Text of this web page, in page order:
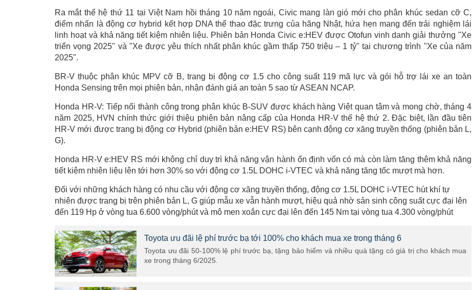
Ra mắt thế hệ thứ 11 tại Việt Nam hồi tháng 10 năm ngoái, Civic mang làn gió mới cho phân khúc sedan cỡ C,
điểm nhấn là động cơ hybrid kết hợp DNA thể thao đặc trưng của hãng Nhật, hứa hẹn mang đến trải nghiệm lái
linh hoạt và khả năng tiết kiệm nhiên liệu. Phiên bản Honda Civic e:HEV được Otofun vinh danh giải thưởng "Xe
triển vọng 2025" và "Xe được yêu thích nhất phân khúc gầm thấp 750 triệu – 1 tỷ" tại chương trình "Xe của năm
2025".
BR-V thuộc phân khúc MPV cỡ B, trang bị động cơ 1.5 cho công suất 119 mã lực và gói hỗ trợ lái xe an toàn
Honda Sensing trên mọi phiên bản, nhận đánh giá an toàn 5 sao từ ASEAN NCAP.
Honda HR-V: Tiếp nối thành công trong phân khúc B-SUV được khách hàng Việt quan tâm và mong chờ, tháng 4
năm 2025, HVN chính thức giới thiệu phiên bản nâng cấp của Honda HR-V thế hệ thứ 2. Đặc biệt, lần đầu tiên
HR-V mới được trang bị động cơ Hybrid (phiên bản e:HEV RS) bên cạnh động cơ xăng truyền thống (phiên bản L,
G).
Honda HR-V e:HEV RS mới không chỉ duy trì khả năng vận hành ổn định vốn có mà còn làm tăng thêm khả năng
tiết kiệm nhiên liệu lên tới hơn 30% so với động cơ 1.5L DOHC i-VTEC và khả năng tăng tốc mượt mà hơn.
Đối với những khách hàng có nhu cầu với động cơ xăng truyền thống, động cơ 1.5L DOHC i-VTEC hút khí tự
nhiên được trang bị trên phiên bản L, G giúp mẫu xe vẫn hành mượt, hiệu quả nhờ sản sinh công suất cực đại lên
đến 119 Hp ở vòng tua 6.600 vòng/phút và mô men xoắn cực đại lên đến 145 Nm tại vòng tua 4.300 vòng/phút
Toyota ưu đãi lệ phí trước bạ tới 100% cho khách mua xe trong tháng 6
Toyota ưu đãi 50-100% lệ phí trước bạ, tặng bảo hiểm và nhiều quà tặng có giá trị cho khách mua
xe trong tháng 6/2025.